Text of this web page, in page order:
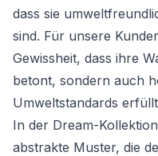
dass sie
sind. Für unsere
Gewissheit, dass ihre
betont, sondern auch
Umweltstandards
In der Dream-
abstrakte Muster, die